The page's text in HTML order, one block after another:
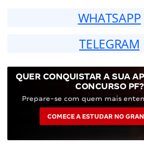
WHATSAPP
TELEGRAM
QUER CONQUISTAR A SUA
CONCURSO PF?
Prepare-se com quem mais
COMECE A ESTUDAR NO